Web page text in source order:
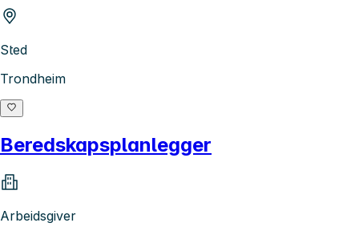
Sted
Trondheim
Beredskapsplanlegger
Arbeidsgiver